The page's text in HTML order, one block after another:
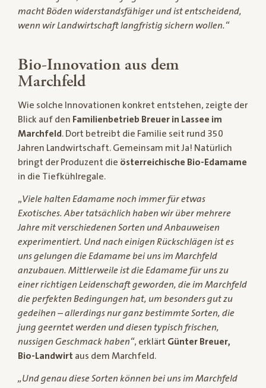
macht Böden widerstandsfähiger und ist entscheidend,
wenn wir Landwirtschaft langfristig sichern wollen.“
Bio-Innovation aus dem
Marchfeld
Wie solche Innovationen konkret entstehen, zeigte der
Blick auf den Familienbetrieb Breuer in Lassee im
Marchfeld. Dort betreibt die Familie seit rund 350
Jahren Landwirtschaft. Gemeinsam mit Ja! Natürlich
bringt der Produzent die österreichische Bio-Edamame
in die Tiefkühlregale.
„Viele halten Edamame noch immer für etwas
Exotisches. Aber tatsächlich haben wir über mehrere
Jahre mit verschiedenen Sorten und Anbauweisen
experimentiert. Und nach einigen Rückschlägen ist es
uns gelungen die Edamame bei uns im Marchfeld
anzubauen. Mittlerweile ist die Edamame für uns zu
einer richtigen Leidenschaft geworden, die im Marchfeld
die perfekten Bedingungen hat, um besonders gut zu
gedeihen – allerdings nur ganz bestimmte Sorten, die
jung geerntet werden und diesen typisch frischen,
nussigen Geschmack haben“, erklärt Günter Breuer,
Bio-Landwirt aus dem Marchfeld.
„Und genau diese Sorten können bei uns im Marchfeld